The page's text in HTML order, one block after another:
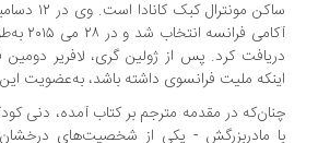
آکامی فرانسه انتخاب شد و
کرد. پس از ژولین گری، لافریر دومین
ملیت فرانسوی داشته باشد، به‌عضویت این نهاد
در مقدمه مترجم بر کتاب آمده، دنی کودکی‌اش
مادربزرگش - یکی از شخصیت‌های درخشان اثر